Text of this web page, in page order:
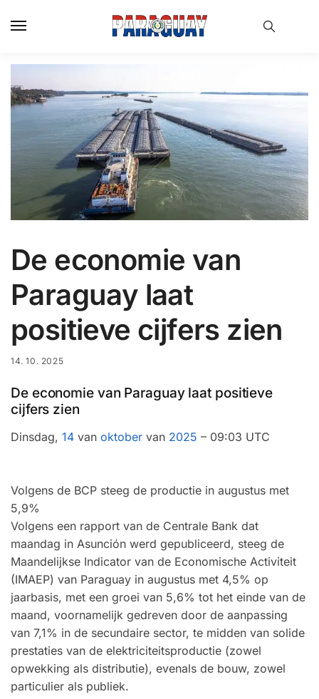
De economie van
Paraguay laat
positieve cijfers zien
14. 10. 2025
De economie van Paraguay laat positieve
cijfers zien
Dinsdag, 14 van oktober van 2025 – 09:03 UTC
Volgens de BCP steeg de productie in augustus met
5,9%
Volgens een rapport van de Centrale Bank dat
maandag in Asunción werd gepubliceerd, steeg de
Maandelijkse Indicator van de Economische Activiteit
(IMAEP) van Paraguay in augustus met 4,5% op
jaarbasis, met een groei van 5,6% tot het einde van de
maand, voornamelijk gedreven door de aanpassing
van 7,1% in de secundaire sector, te midden van solide
prestaties van de elektriciteitsproductie (zowel
opwekking als distributie), evenals de bouw, zowel
particulier als publiek.